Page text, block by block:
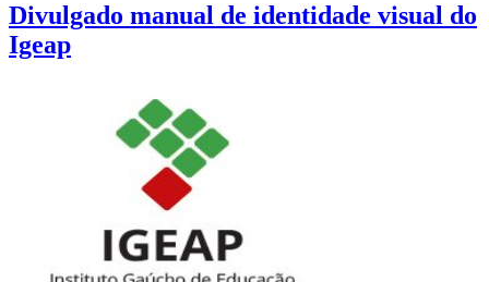
Divulgado manual de identidade visual do
Igeap